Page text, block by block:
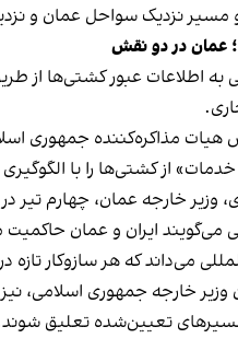
مسیر نزدیک سواحل عمان و
عمان در دو نقش
به اطلاعات عبور کشتی‌ها از
هیات مذاکره‌کننده جمهوری
از کشتی‌ها را با
وزیر خارجه عمان، چهارم تیر
می‌داند که هر سازوکار
خارجه جمهوری اسلامی،
تعیین‌شده تعلیق